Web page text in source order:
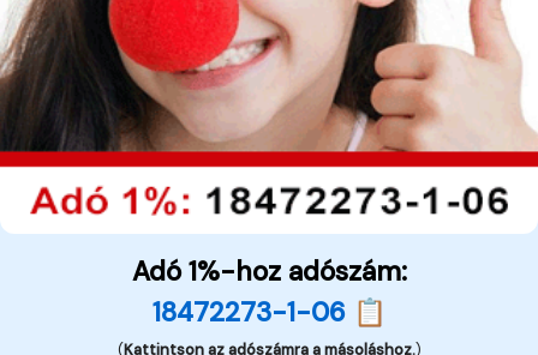
Adó 1%-hoz adószám:
18472273-1-06 📋
(Kattintson az adószámra a másoláshoz.)